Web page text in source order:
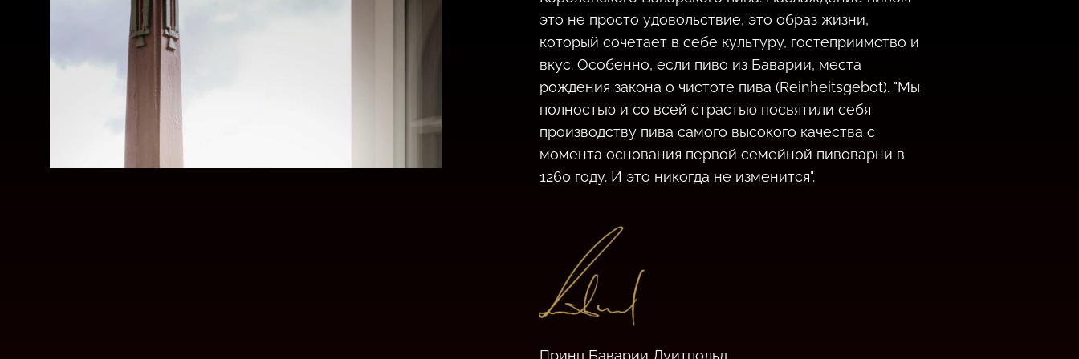
это не просто удовольствие, это образ жизни,
который сочетает в себе культуру, гостеприимство и
вкус. Особенно, если пиво из Баварии, места
рождения закона о чистоте пива (Reinheitsgebot). "Мы
полностью и со всей страстью посвятили себя
производству пива самого высокого качества с
момента основания первой семейной пивоварни в
1260 году. И это никогда не изменится".
Принц Баварии Луитпольд